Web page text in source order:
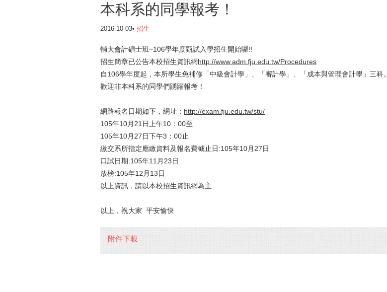
本科系的同學報考！
2016-10-03• 招生
輔大會計碩士班~106學年度甄試入學招生開始囉!!
招生簡章已公告本校招生資訊網http://www.adm.fju.edu.tw/Procedures
自106學年度起，本所學生免補修「中級會計學」、「審計學」、「成本與管理會計學」三科。
歡迎非本科系的同學們踴躍報考！
網路報名日期如下，網址： http://exam.fju.edu.tw/stu/
105年10月21日上午10：00至
105年10月27日下午3：00止
繳交系所指定應繳資料及報名費截止日:105年10月27日
口試日期:105年11月23日
放榜:105年12月13日
以上資訊，請以本校招生資訊網為主
以上，祝大家 平安愉快
附件下載